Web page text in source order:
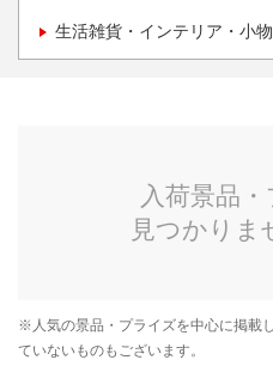
生活雑貨・インテリア・小物